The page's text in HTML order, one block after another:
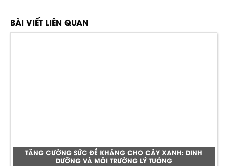
BÀI VIẾT LIÊN QUAN
TĂNG CƯỜNG SỨC ĐỀ KHÁNG CHO CÂY XANH: DINH
DƯỠNG VÀ MÔI TRƯỜNG LÝ TƯỞNG